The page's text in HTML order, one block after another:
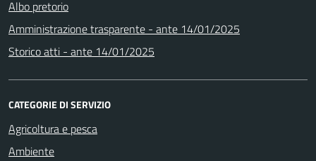
Albo pretorio
Amministrazione trasparente - ante 14/01/2025
Storico atti - ante 14/01/2025
CATEGORIE DI SERVIZIO
Agricoltura e pesca
Ambiente